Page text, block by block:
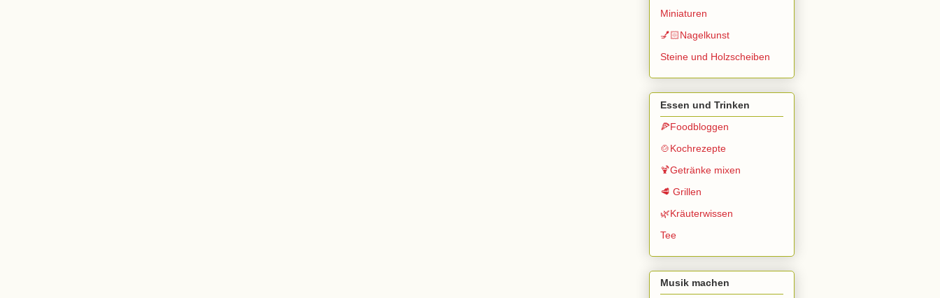
Miniaturen
💅🏻Nagelkunst
Steine und Holzscheiben
Essen und Trinken
🍕Foodbloggen
🍲Kochrezepte
🍹Getränke mixen
🥩 Grillen
🌿Kräuterwissen
Tee
Musik machen